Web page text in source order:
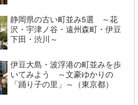
静岡県の古い町並み5選 ～花
沢・宇津ノ谷・遠州森町・伊豆
下田・渋川～
伊豆大島・波浮港の町並みを歩
いてみよう ～文豪ゆかりの
「踊り子の里」～（東京都）